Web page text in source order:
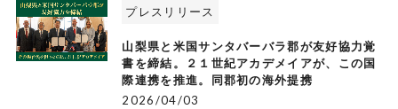
プレスリリース
山梨県と米国サンタバーバラ郡が友好協力覚
書を締結。２１世紀アカデメイアが、この国
際連携を推進。同郡初の海外提携
2026/04/03